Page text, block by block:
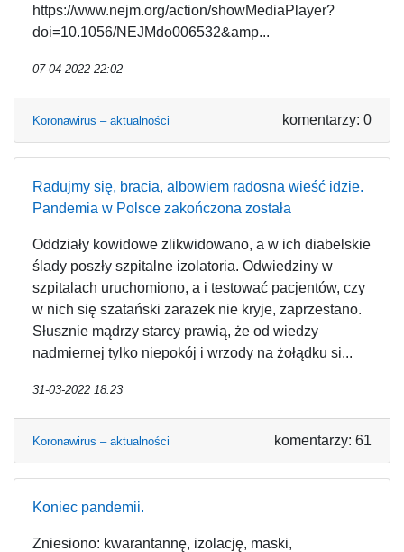
https://www.nejm.org/action/showMediaPlayer?
doi=10.1056/NEJMdo006532&amp...
07-04-2022 22:02
Koronawirus – aktualności komentarzy: 0
Radujmy się, bracia, albowiem radosna wieść idzie.
Pandemia w Polsce zakończona została
Oddziały kowidowe zlikwidowano, a w ich diabelskie
ślady poszły szpitalne izolatoria. Odwiedziny w
szpitalach uruchomiono, a i testować pacjentów, czy
w nich się szatański zarazek nie kryje, zaprzestano.
Słusznie mądrzy starcy prawią, że od wiedzy
nadmiernej tylko niepokój i wrzody na żołądku si...
31-03-2022 18:23
Koronawirus – aktualności komentarzy: 61
Koniec pandemii.
Zniesiono: kwarantannę, izolację, maski,